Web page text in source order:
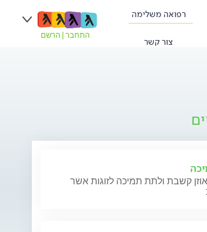
רפואה משלימה
צור קשר
התחבר הרשם
קשבת ולתת תמיכה לזוגות אשר